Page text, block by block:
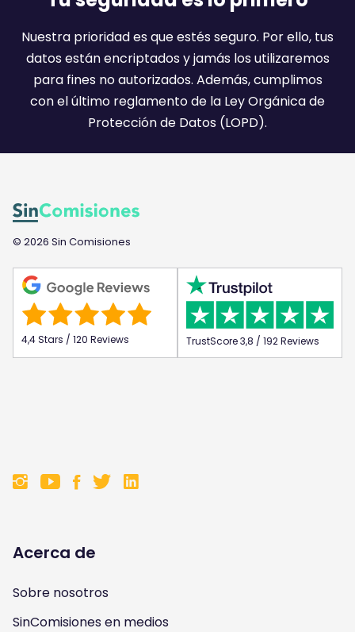
Nuestra prioridad es que estés seguro. Por ello, tus
datos están encriptados y jamás los utilizaremos
para fines no autorizados. Además, cumplimos
con el último reglamento de la Ley Orgánica de
Protección de Datos (LOPD).
© 2026 Sin Comisiones
4,4 Stars / 120 Reviews TrustScore 3,8 / 192 Reviews
F
l
l
o
F
l
o
F
l
o
F
l
o
Acerca de
Sobre nosotros
SinComisiones en medios